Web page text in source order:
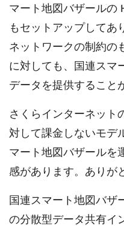
マート地図バザールの
もセットアップしてあ
ネットワークの制約の
に対しても、国連スマ
データを提供すること
さくらインターネット
対して課金しないモデ
マート地図バザールを
感があります。ありが
国連スマート地図バザ
の分散型データ共有イ